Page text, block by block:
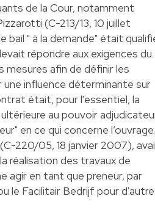
de la Cour, notamment
(C-213/13, 10 juillet
bail " à la demande" était
répondre aux exigences du
mesures afin de définir les
influence déterminante sur
était, pour l'essentiel, la
au pouvoir
en ce qui concerne l’ouvrage.
220/05, 18 janvier 2007),
réalisation des travaux de
agir en tant que preneur, par
le Facilitair Bedrijf pour